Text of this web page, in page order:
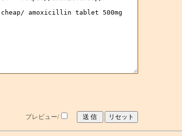
プレビュー/